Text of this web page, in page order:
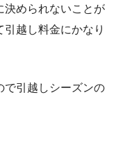
決められないことが
越し料金にかなり
で引越しシーズンの